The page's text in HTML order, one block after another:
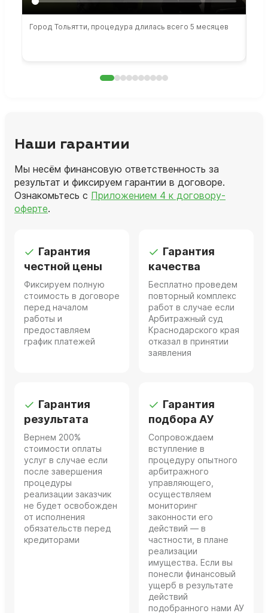
Город Тольятти, процедура длилась всего 5 месяцев
Наши гарантии
Мы несём финансовую ответственность за
результат и фиксируем гарантии в договоре.
Ознакомьтесь с Приложением 4 к договору-
оферте.
Гарантия
честной цены
Фиксируем полную
стоимость в договоре
перед началом
работы и
предоставляем
график платежей
Гарантия
качества
Бесплатно проведем
повторный комплекс
работ в случае если
Арбитражный суд
Краснодарского края
отказал в принятии
заявления
Гарантия
результата
Вернем 200%
стоимости оплаты
услуг в случае если
после завершения
процедуры
реализации заказчик
не будет освобожден
от исполнения
обязательств перед
кредиторами
Гарантия
подбора АУ
Сопровождаем
вступление в
процедуру опытного
арбитражного
управляющего,
осуществляем
мониторинг
законности его
действий — в
частности, в плане
реализации
имущества. Если вы
понесли финансовый
ущерб в результате
действий
подобранного нами АУ